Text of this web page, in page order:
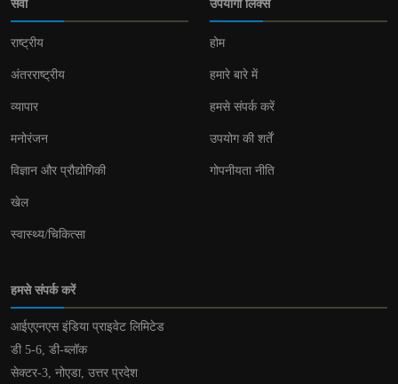
सेवा
राष्ट्रीय
अंतरराष्ट्रीय
व्यापार
मनोरंजन
विज्ञान और प्रौद्योगिकी
खेल
स्वास्थ्य/चिकित्सा
उपयोगी लिंक्स
होम
हमारे बारे में
हमसे संपर्क करें
उपयोग की शर्तें
गोपनीयता नीति
हमसे संपर्क करें
आईएएनएस इंडिया प्राइवेट लिमिटेड
डी 5-6, डी-ब्लॉक
सेक्टर-3, नोएडा, उत्तर प्रदेश